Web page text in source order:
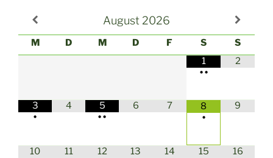
August 2026
M D M D F S
S
1
••
2
3
•
4
5
••
6 7
8
•
9
10 11 12 13 14 15 16